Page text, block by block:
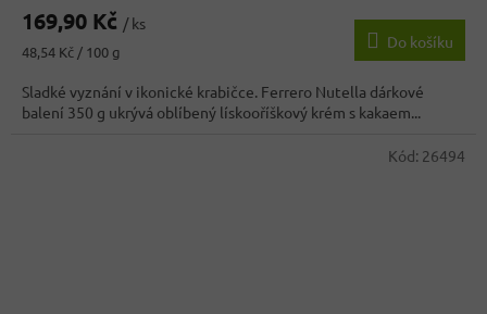
169,90 Kč / ks
Měrná
48,54 Kč / 100 g
Do košíku
Sladké vyznání v ikonické krabičce. Ferrero Nutella dárkové
balení 350 g ukrývá oblíbený lískooříškový krém s kakaem...
Kód: 26494